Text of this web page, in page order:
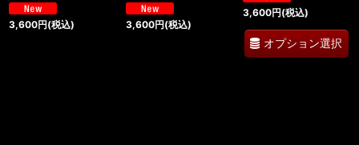
3,600円(税込) 3,600円(税込)
3,600円(税込)
オプション選択